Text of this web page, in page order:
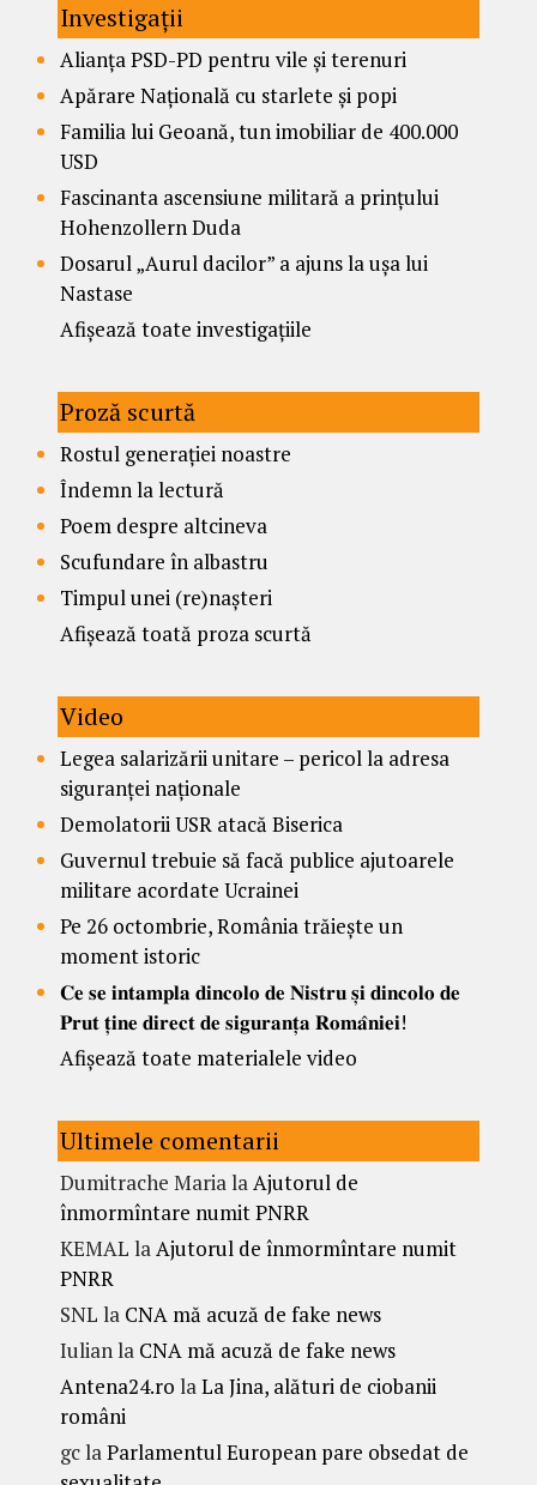
Investigații
Alianța PSD-PD pentru vile și terenuri
Apărare Națională cu starlete și popi
Familia lui Geoană, tun imobiliar de 400.000
USD
Fascinanta ascensiune militară a prințului
Hohenzollern Duda
Dosarul „Aurul dacilor” a ajuns la ușa lui
Nastase
Afișează toate investigațiile
Proză scurtă
Rostul generației noastre
Îndemn la lectură
Poem despre altcineva
Scufundare în albastru
Timpul unei (re)nașteri
Afișează toată proza scurtă
Video
Legea salarizării unitare – pericol la adresa
siguranței naționale
Demolatorii USR atacă Biserica
Guvernul trebuie să facă publice ajutoarele
militare acordate Ucrainei
Pe 26 octombrie, România trăiește un
moment istoric
𝐂𝐞 𝐬𝐞 𝐢𝐧𝐭𝐚𝐦𝐩𝐥𝐚 𝐝𝐢𝐧𝐜𝐨𝐥𝐨 𝐝𝐞 𝐍𝐢𝐬𝐭𝐫𝐮 𝐬̦𝐢 𝐝𝐢𝐧𝐜𝐨𝐥𝐨 𝐝𝐞
𝐏𝐫𝐮𝐭 𝐭̦𝐢𝐧𝐞 𝐝𝐢𝐫𝐞𝐜𝐭 𝐝𝐞 𝐬𝐢𝐠𝐮𝐫𝐚𝐧𝐭̦𝐚 𝐑𝐨𝐦𝐚̂𝐧𝐢𝐞𝐢!
Afișează toate materialele video
Ultimele comentarii
Dumitrache MarialaAjutorul de
înmormîntare numit PNRR
KEMAL laAjutorul de înmormîntare numit
PNRR
SNL la CNA mă acuză de fake news
Iulianla CNA mă acuză de fake news
Antena24.ro laLa Jina, alături de ciobanii
români
gclaParlamentul European pare obsedat de